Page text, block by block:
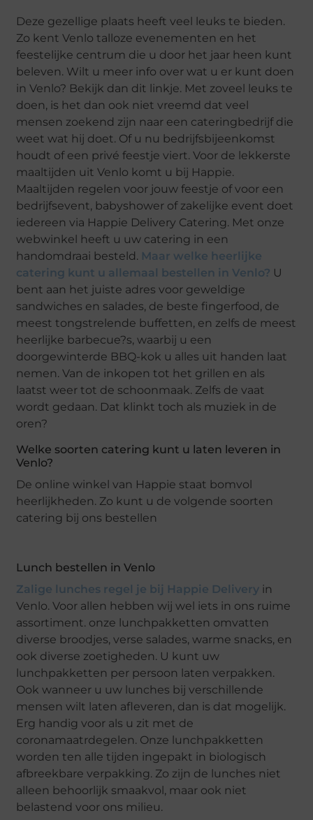
Deze gezellige plaats heeft veel leuks te bieden.
Zo kent Venlo talloze evenementen en het
feestelijke centrum die u door het jaar heen kunt
beleven. Wilt u meer info over wat u er kunt doen
in Venlo? Bekijk dan dit linkje. Met zoveel leuks te
doen, is het dan ook niet vreemd dat veel
mensen zoekend zijn naar een cateringbedrijf die
weet wat hij doet. Of u nu bedrijfsbijeenkomst
houdt of een privé feestje viert. Voor de lekkerste
maaltijden uit Venlo komt u bij Happie.
Maaltijden regelen voor jouw feestje of voor een
bedrijfsevent, babyshower of zakelijke event doet
iedereen via Happie Delivery Catering. Met onze
webwinkel heeft u uw catering in een
handomdraai besteld. Maar welke heerlijke
catering kunt u allemaal bestellen in Venlo? U
bent aan het juiste adres voor geweldige
sandwiches en salades, de beste fingerfood, de
meest tongstrelende buffetten, en zelfs de meest
heerlijke barbecue?s, waarbij u een
doorgewinterde BBQ-kok u alles uit handen laat
nemen. Van de inkopen tot het grillen en als
laatst weer tot de schoonmaak. Zelfs de vaat
wordt gedaan. Dat klinkt toch als muziek in de
oren?
Welke soorten catering kunt u laten leveren in
Venlo?
De online winkel van Happie staat bomvol
heerlijkheden. Zo kunt u de volgende soorten
catering bij ons bestellen
Lunch bestellen in Venlo
Zalige lunches regel je bij Happie Delivery in
Venlo. Voor allen hebben wij wel iets in ons ruime
assortiment. onze lunchpakketten omvatten
diverse broodjes, verse salades, warme snacks, en
ook diverse zoetigheden. U kunt uw
lunchpakketten per persoon laten verpakken.
Ook wanneer u uw lunches bij verschillende
mensen wilt laten afleveren, dan is dat mogelijk.
Erg handig voor als u zit met de
coronamaatrdegelen. Onze lunchpakketten
worden ten alle tijden ingepakt in biologisch
afbreekbare verpakking. Zo zijn de lunches niet
alleen behoorlijk smaakvol, maar ook niet
belastend voor ons milieu.